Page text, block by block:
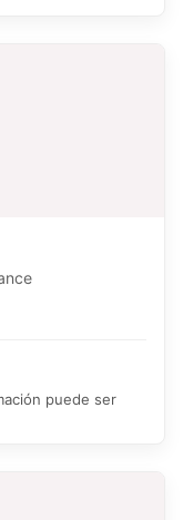
puede ser